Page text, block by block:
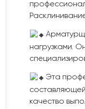
нагрузками.
Эта
качество